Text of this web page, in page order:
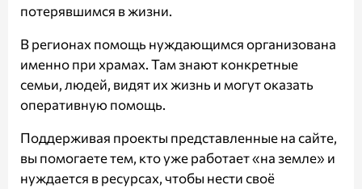
потерявшимся в жизни.
В регионах помощь нуждающимся организована
именно при храмах. Там знают конкретные
семьи, людей, видят их жизнь и могут оказать
оперативную помощь.
Поддерживая проекты представленные на сайте,
вы помогаете тем, кто уже работает «на земле» и
нуждается в ресурсах, чтобы нести своё